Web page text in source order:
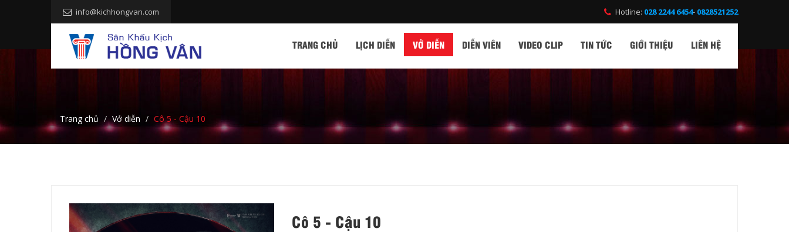
info@kichhongvan.com Hotline: 028 2244 6454- 0828521252
TRANG CHỦ LỊCH DIỄN VỞ DIỄN DIỄN VIÊN VIDEO CLIP TIN TỨC GIỚI THIỆU LIÊN HỆ
Trang chủ Vở diễn Cô 5 - Cậu 10
Cô 5 - Cậu 10